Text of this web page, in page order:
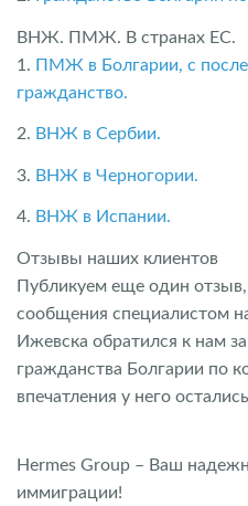
ВНЖ. ПМЖ. В странах ЕС.
1. ПМЖ в Болгарии, с
гражданство.
2. ВНЖ в Сербии.
3. ВНЖ в Черногории.
4. ВНЖ в Испании.
Отзывы наших клиентов
Публикуем еще один
сообщения специалистом
Ижевска обратился к нам
гражданства Болгарии по
впечатления у него
Hermes Group – Ваш
иммиграции!